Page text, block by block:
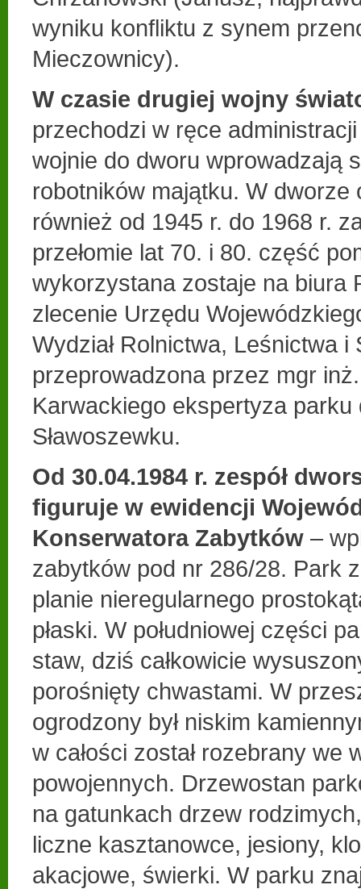
wyniku konfliktu z synem
Mieczownicy).
W czasie drugiej wojny
przechodzi w ręce
wojnie do dworu wprowadzają
robotników majątku. W dworze
również od 1945 r. do 1968 r.
przełomie lat 70. i 80. część
wykorzystana zostaje na biura
zlecenie Urzędu
Wydział Rolnictwa, Leśnictwa i
przeprowadzona przez mgr
Karwackiego ekspertyza parku
Sławoszewku.
Od 30.04.1984 r. zespół
figuruje w ewidencji
Konserwatora Zabytków –
zabytków pod nr 286/28. Park
planie nieregularnego
płaski. W południowej części
staw, dziś całkowicie
porośnięty chwastami. W
ogrodzony był niskim
w całości został rozebrany we
powojennych. Drzewostan
na gatunkach drzew
liczne kasztanowce, jesiony,
akacjowe, świerki. W parku